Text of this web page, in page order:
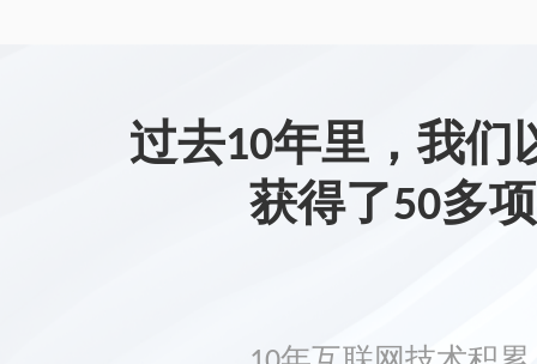
过去10年里，我们
获得了50多